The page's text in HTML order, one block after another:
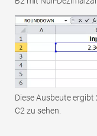
Diese Ausbeute
C2 zu sehen.